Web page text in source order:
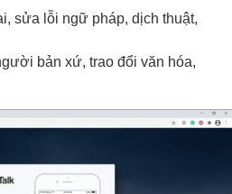
sửa lỗi ngữ pháp, dịch thuật,
bản xứ, trao đổi văn hóa,